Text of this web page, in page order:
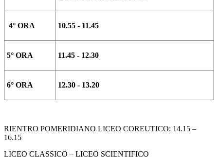
4° ORA 10.55 - 11.45
5° ORA 11.45 - 12.30
6° ORA 12.30 - 13.20
RIENTRO POMERIDIANO LICEO COREUTICO: 14.15 –
16.15
LICEO CLASSICO – LICEO SCIENTIFICO